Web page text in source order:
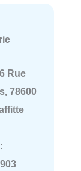
Rue
78600